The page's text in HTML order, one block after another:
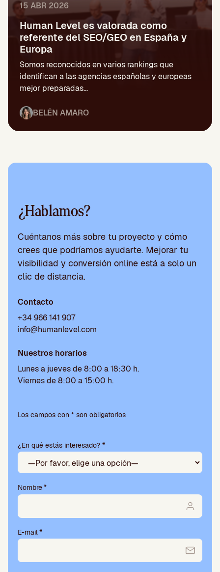
15 ABR 2026
Human Level es valorada como
referente del SEO/GEO en España y
Europa
Somos reconocidos en varios rankings que
identifican a las agencias españolas y europeas
mejor preparadas...
BELÉN AMARO
¿Hablamos?
Cuéntanos más sobre tu proyecto y cómo
crees que podríamos ayudarte. Mejorar tu
visibilidad y conversión online está a solo un
clic de distancia.
Contacto
+34 966 141 907
info@humanlevel.com
Nuestros horarios
Lunes a jueves de 8:00 a 18:30 h.
Viernes de 8:00 a 15:00 h.
favor,
campo
vacío.
Los campos con * son obligatorios
¿En qué estás interesado? *
Nombre*
E-mail*